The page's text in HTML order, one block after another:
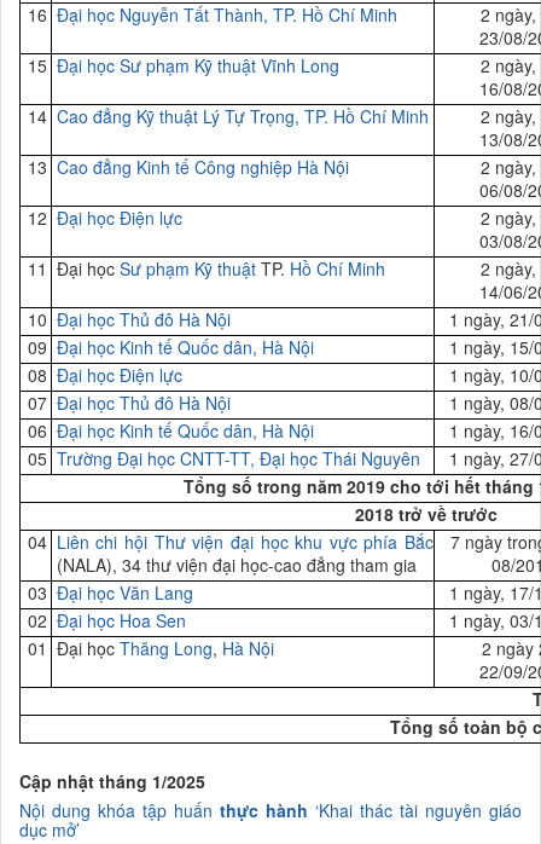
16 Đại học Nguyễn Tất Thành, TP. Hồ Chí Minh
2
23/08/
15 Đại học Sư phạm Kỹ thuật Vĩnh Long
2
16/08/
14 Cao đẳng Kỹ thuật Lý Tự Trọng, TP. Hồ Chí Minh
2
13/08/
13 Cao đẳng Kinh tế Công nghiệp Hà Nội
2
06/08/
12 Đại học Điện lực
2
03/08/
11 Đại học Sư phạm Kỹ thuậtTP. Hồ Chí Minh
2
14/06/
10 Đại học Thủ đô Hà Nội
1 ngày, 21/
09 Đại học Kinh tế Quốc dân, Hà Nội
1 ngày, 15/
08 Đại học Điện lực
1 ngày, 10/
07 Đại học Thủ đô Hà Nội
1 ngày, 08/
06 Đại học Kinh tế Quốc dân, Hà Nội
1 ngày, 16/
05 Trường Đại học CNTT-TT, Đại học Thái Nguyên
1 ngày, 27/
Tổng số trong năm 2019 cho tới hết tháng
2018 trở về trước
04 Liên chi hội Thư viện đại học khu vực phía Bắc
(NALA), 34 thư viện đại học-cao đẳng tham gia
7 ngày
08/
03 Đại học Văn Lang
1 ngày, 17/
02 Đại học Hoa Sen
1 ngày, 03/
01 Đại học Thăng Long, Hà Nội
2 ngày
22/09/
Tổng số toàn bộ
Cập nhật tháng 1/2025
Nội dung khóa tập huấn thực hành ‘Khai thác tài nguyên giáo
dục mở’